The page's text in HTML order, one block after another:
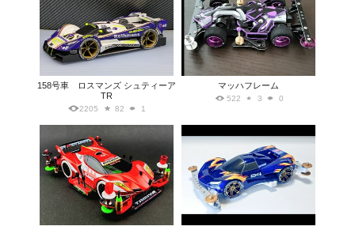
158号車 ロスマンズ シュティーア
TR
2205 82 1
マッハフレーム
522 3 0